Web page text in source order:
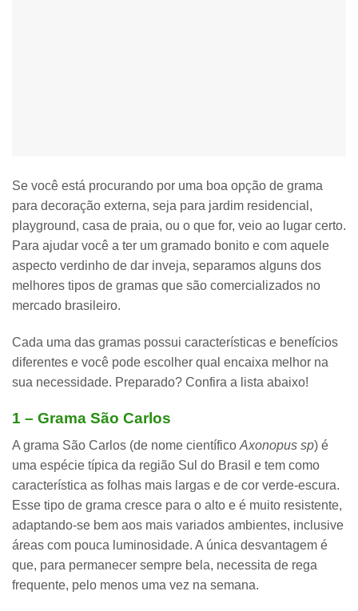
Se você está procurando por uma boa opção de grama
para decoração externa, seja para jardim residencial,
playground, casa de praia, ou o que for, veio ao lugar certo.
Para ajudar você a ter um gramado bonito e com aquele
aspecto verdinho de dar inveja, separamos alguns dos
melhores tipos de gramas que são comercializados no
mercado brasileiro.
Cada uma das gramas possui características e benefícios
diferentes e você pode escolher qual encaixa melhor na
sua necessidade. Preparado? Confira a lista abaixo!
1 – Grama São Carlos
A grama São Carlos (de nome científico Axonopus sp) é
uma espécie típica da região Sul do Brasil e tem como
característica as folhas mais largas e de cor verde-escura.
Esse tipo de grama cresce para o alto e é muito resistente,
adaptando-se bem aos mais variados ambientes, inclusive
áreas com pouca luminosidade. A única desvantagem é
que, para permanecer sempre bela, necessita de rega
frequente, pelo menos uma vez na semana.